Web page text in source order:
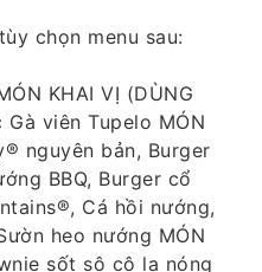
Mì ống xoắn, Gà
Thực đơn Vàng:
nguyên bản,
chọn menu sau:
KHAI VỊ (DÙNG
viên Tupelo MÓN
nguyên bản, Burger
BBQ, Burger cổ
Cá hồi nướng,
heo nướng MÓN
sốt sô cô la nóng